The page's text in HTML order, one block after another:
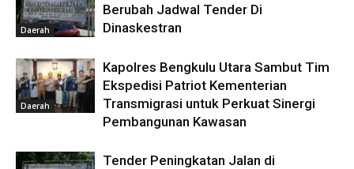
Daerah
Berubah Jadwal Tender Di
Dinaskestran
Daerah
Kapolres Bengkulu Utara Sambut Tim
Ekspedisi Patriot Kementerian
Transmigrasi untuk Perkuat Sinergi
Pembangunan Kawasan
Tender Peningkatan Jalan di